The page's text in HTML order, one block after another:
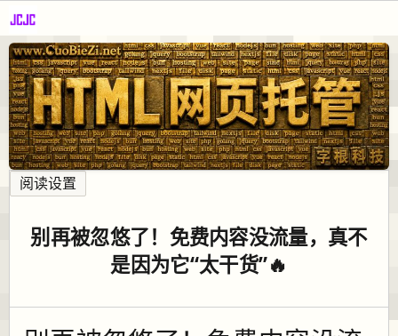
阅读设置
别再被忽悠了！免费内容没流量，真不
是因为它“太干货”🔥